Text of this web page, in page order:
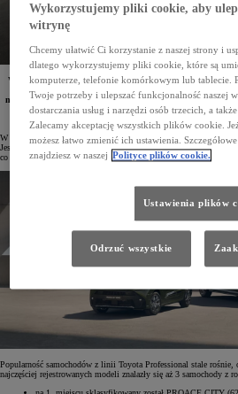
W styczniu bieżącego roku w Polsce zarejestrowano 1373
Professional. To wzrost o 97% w porównaniu z tym
najpopularniejszych samochodów dostawczych znalazły się
CITY, PROACE i PROACE MAX. W segmencie
Toyota Professional wzrósł
W styczniu 2025 roku z salonów odebrano 1373 osobowe i
Jest to aż o 97% więcej niż w pierwszym miesiącu roku
co pokazuje skalę zainteresowania wszechstronnymi modelami
Popularność samochodów z linii Toyota Professional stale
najczęściej rejestrowanych modeli znalazły się aż 3 samochody z
Wykorzystujemy pliki cookie, aby
witrynę
Chcemy ułatwić Ci korzystanie z naszej strony i
dlatego wykorzystujemy pliki cookie, które są
komputerze, telefonie komórkowym lub tablecie.
Twoje potrzeby i ulepszać funkcjonalność naszej
dostarczania usług i narzędzi osób trzecich, a
Zalecamy akceptację wszystkich plików cookie.
możesz łatwo zmienić ich ustawienia.
znajdziesz w naszej Polityce plików cookie.
Ustawienia plików
Odrzuć wszystkie